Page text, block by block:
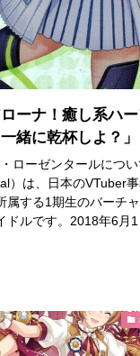
ーナ！癒し系ハ
緒に乾杯しよ？」
ローゼンタールについ
）は、日本のVTuber
属する1期生のバーチ
ドルです。2018年6月1